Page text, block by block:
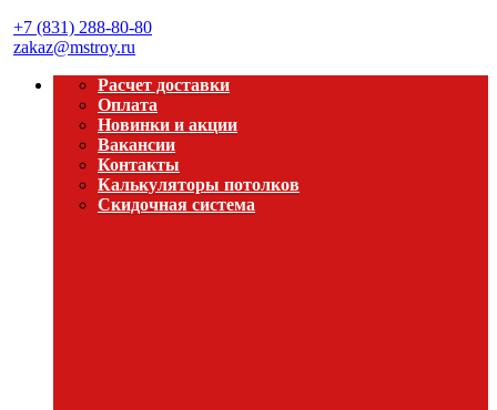
+7 (831) 288-80-80
zakaz@mstroy.ru
Расчет доставки
Оплата
Новинки и акции
Вакансии
Контакты
Калькуляторы потолков
Скидочная система